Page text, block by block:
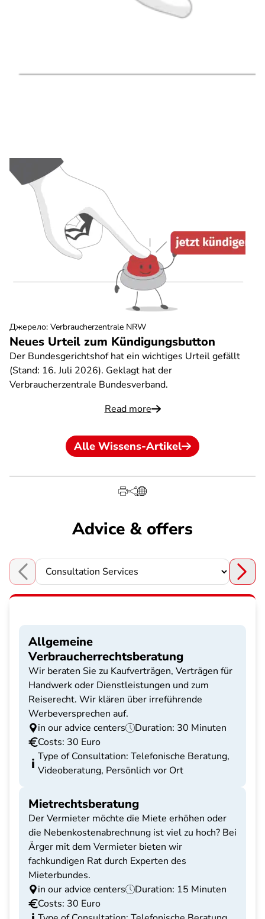
Neues Urteil zum Kündigungsbutton
Der Bundesgerichtshof hat ein wichtiges Urteil gefällt
(Stand: 16. Juli 2026). Geklagt hat der
Verbraucherzentrale Bundesverband.
Read more
Джерело: Verbraucherzentrale NRW
Alle Wissens-Artikel
Advice & offers
Choose a section
Allgemeine
Verbraucherrechtsberatung
Wir beraten Sie zu Kaufverträgen, Verträgen für
Handwerk oder Dienstleistungen und zum
Reiserecht. Wir klären über irreführende
Werbeversprechen auf.
in our advice centers
Duration: 30 Minuten
Costs: 30 Euro
Type of Consultation: Telefonische Beratung,
Videoberatung, Persönlich vor Ort
Mietrechtsberatung
Der Vermieter möchte die Miete erhöhen oder
die Nebenkostenabrechnung ist viel zu hoch? Bei
Ärger mit dem Vermieter bieten wir
fachkundigen Rat durch Experten des
Mieterbundes.
in our advice centers
Duration: 15 Minuten
Costs: 30 Euro